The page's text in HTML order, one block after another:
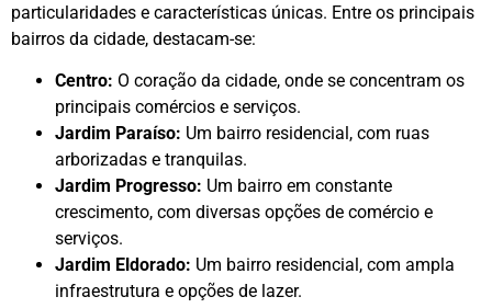
particularidades e características únicas. Entre os principais
bairros da cidade, destacam-se:
Centro: O coração da cidade, onde se concentram os
principais comércios e serviços.
Jardim Paraíso: Um bairro residencial, com ruas
arborizadas e tranquilas.
Jardim Progresso: Um bairro em constante
crescimento, com diversas opções de comércio e
serviços.
Jardim Eldorado: Um bairro residencial, com ampla
infraestrutura e opções de lazer.